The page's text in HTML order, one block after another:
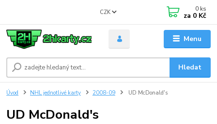
Menu
CZK
Hledat
0 ks
za 0 Kč
Úvod NHL jednotlivé karty 2008-09 UD McDonald's
UD McDonald's